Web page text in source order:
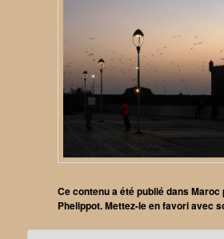
Ce contenu a été publié dansMaroc
Phelippot. Mettez-le en favori avec